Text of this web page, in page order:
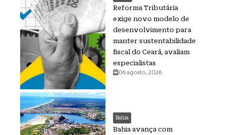
Reforma Tributária
exige novo modelo de
desenvolvimento para
manter sustentabilidade
fiscal do Ceará, avaliam
especialistas
06 agosto, 2026
Bahia
Bahia avança com